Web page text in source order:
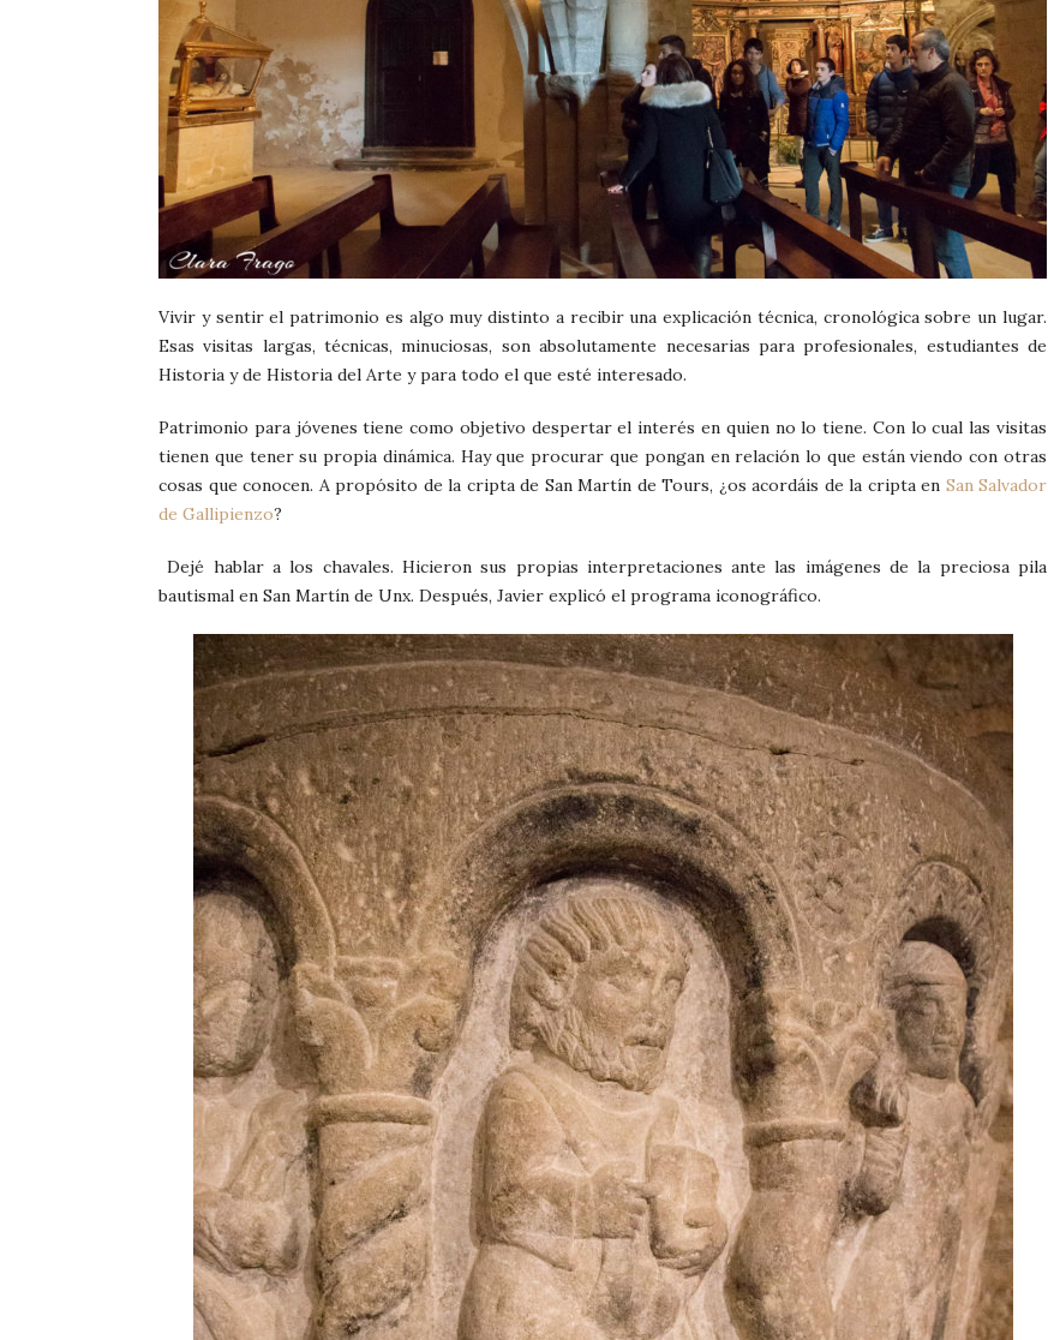
Vivir y sentir el patrimonio es algo muy distinto a recibir una explicación técnica, cronológica sobre un lugar.
Esas visitas largas, técnicas, minuciosas, son absolutamente necesarias para profesionales, estudiantes de
Historia y de Historia del Arte y para todo el que esté interesado.
Patrimonio para jóvenes tiene como objetivo despertar el interés en quien no lo tiene. Con lo cual las visitas
tienen que tener su propia dinámica. Hay que procurar que pongan en relación lo que están viendo con otras
cosas que conocen. A propósito de la cripta de San Martín de Tours, ¿os acordáis de la cripta en San Salvador
de Gallipienzo?
Dejé hablar a los chavales. Hicieron sus propias interpretaciones ante las imágenes de la preciosa pila
bautismal en San Martín de Unx. Después, Javier explicó el programa iconográfico.